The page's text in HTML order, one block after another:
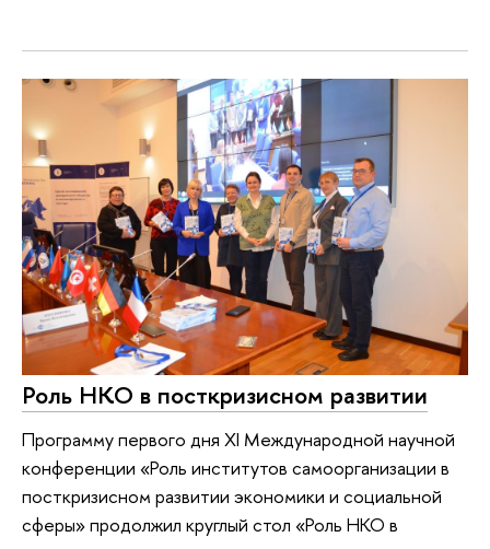
Роль НКО в посткризисном развитии
Программу первого дня XI Международной научной
конференции «Роль институтов самоорганизации в
посткризисном развитии экономики и социальной
сферы» продолжил круглый стол «Роль НКО в